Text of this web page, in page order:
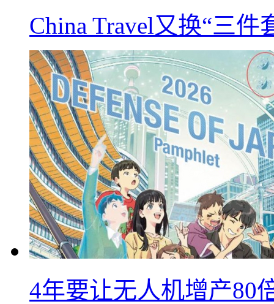
China Travel又换“三
4年要让无人机增产80